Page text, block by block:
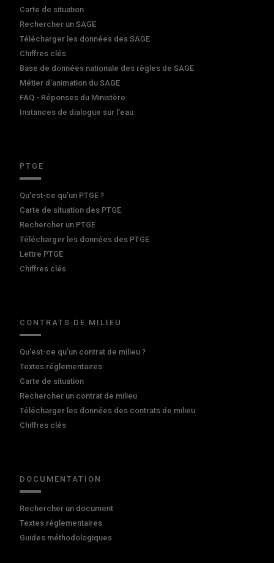
Carte de situation
Rechercher un SAGE
Télécharger les données des SAGE
Chiffres clés
Base de données nationale des règles de SAGE
Métier d'animation du SAGE
FAQ - Réponses du Ministère
Instances de dialogue sur l'eau
PTGE
Qu’est-ce qu’un PTGE ?
Carte de situation des PTGE
Rechercher un PTGE
Télécharger les données des PTGE
Lettre PTGE
Chiffres clés
CONTRATS DE MILIEU
Qu'est-ce qu'un contrat de milieu ?
Textes réglementaires
Carte de situation
Rechercher un contrat de milieu
Télécharger les données des contrats de milieu
Chiffres clés
DOCUMENTATION
Rechercher un document
Textes réglementaires
Guides méthodologiques